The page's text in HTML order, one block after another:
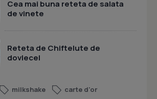
Cea mai buna reteta de salata
de vinete
Reteta de Chiftelute de
dovlecel
milkshake carte d'or